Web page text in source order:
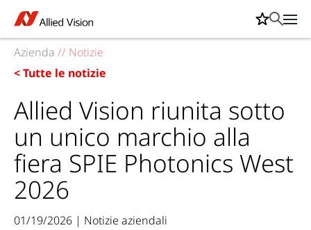
Azienda // Notizie
< Tutte le notizie
Allied Vision riunita sotto
un unico marchio alla
fiera SPIE Photonics West
2026
01/19/2026 | Notizie aziendali